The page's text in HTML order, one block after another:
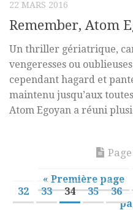
22 MARS 2016
Remember, Atom
Un thriller gériatrique,
vengeresses ou
cependant hagard et
maintenu jusqu’aux
Atom Egoyan a réuni
« Première page
32
33 34 35 36